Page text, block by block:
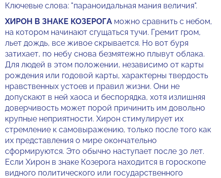
Ключевые слова: "параноидальная мания величия".
ХИРОН В ЗНАКЕ КОЗЕРОГА можно сравнить с небом,
на котором начинают сгущаться тучи. Гремит гром,
льет дождь, все живое скрывается. Но вот буря
затихает, по небу снова безмятежно плывут облака.
Для людей в этом положении, независимо от карты
рождения или годовой карты, характерны твердость
нравственных устоев и правил жизни. Они не
допускают в ней хаоса и беспорядка, хотя излишняя
доверчивость может порой причинить им довольно
крупные неприятности. Хирон стимулирует их
стремление к самовыражению, только после того как
их представления о мире окончательно
сформируются. Это обычно наступает после 30 лет.
Если Хирон в знаке Козерога находится в гороскопе
видного политического или государственного